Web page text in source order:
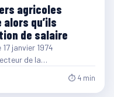
agricoles
qu’ils
de salaire
janvier 1974
de la…
⏱ 4 min